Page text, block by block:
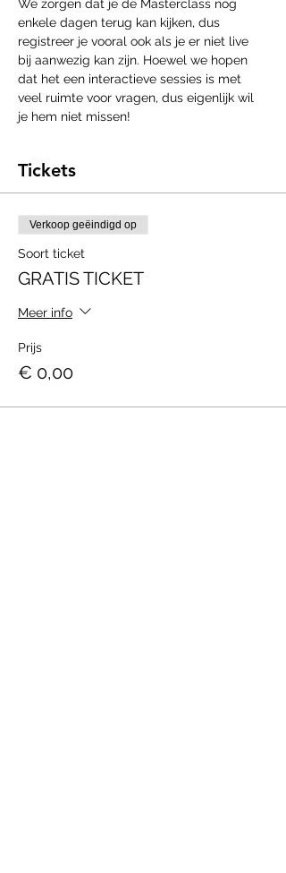
We zorgen dat je de Masterclass nog
enkele dagen terug kan kijken, dus
registreer je vooral ook als je er niet live
bij aanwezig kan zijn. Hoewel we hopen
dat het een interactieve sessies is met
veel ruimte voor vragen, dus eigenlijk wil
je hem niet missen!
Tickets
Verkoop geëindigd op
Soort ticket
GRATIS TICKET
Meer info
Prijs
€ 0,00